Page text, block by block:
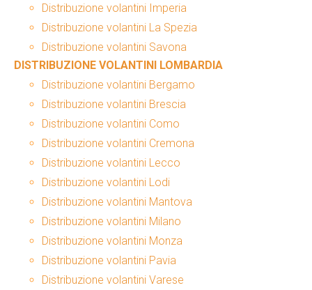
Distribuzione volantini Imperia
Distribuzione volantini La Spezia
Distribuzione volantini Savona
DISTRIBUZIONE VOLANTINI LOMBARDIA
Distribuzione volantini Bergamo
Distribuzione volantini Brescia
Distribuzione volantini Como
Distribuzione volantini Cremona
Distribuzione volantini Lecco
Distribuzione volantini Lodi
Distribuzione volantini Mantova
Distribuzione volantini Milano
Distribuzione volantini Monza
Distribuzione volantini Pavia
Distribuzione volantini Varese